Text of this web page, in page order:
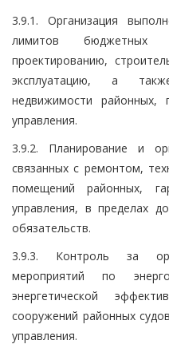
3.9.1. Организация
лимитов бюджетных
проектированию,
эксплуатацию, а
недвижимости районных,
управления.
3.9.2. Планирование и
связанных с ремонтом,
помещений районных,
управления, в пределах
обязательств.
3.9.3. Контроль за
мероприятий по
энергетической
сооружений районных
управления.